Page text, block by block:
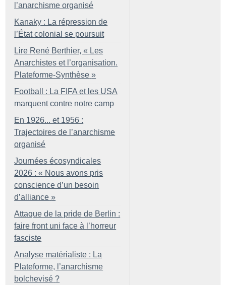
l’anarchisme organisé
Kanaky : La répression de
l’État colonial se poursuit
Lire René Berthier, « Les
Anarchistes et l’organisation.
Plateforme-Synthèse »
Football : La FIFA et les USA
marquent contre notre camp
En 1926... et 1956 :
Trajectoires de l’anarchisme
organisé
Journées écosyndicales
2026 : « Nous avons pris
conscience d’un besoin
d’alliance »
Attaque de la pride de Berlin :
faire front uni face à l’horreur
fasciste
Analyse matérialiste : La
Plateforme, l’anarchisme
bolchevisé ?